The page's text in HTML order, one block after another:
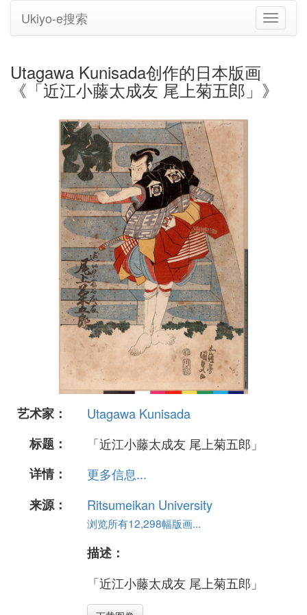
切
换
Ukiyo-e搜索
Utagawa Kunisada创作的日本版画
《「近江小藤太成友 尾上菊五郎」》
艺术家：
Utagawa Kunisada
标题：
「近江小藤太成友 尾上菊五郎」
详情：
更多信息...
来源：
Ritsumeikan University
浏览所有12,298幅版画...
描述：
「近江小藤太成友 尾上菊五郎」